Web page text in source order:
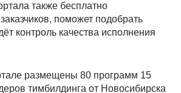
также бесплатно
поможет подобрать
контроль качества исполнения
размещены 80 программ 15
тимбилдинга от Новосибирска